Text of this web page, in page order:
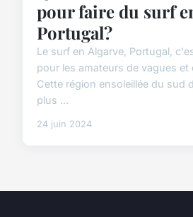
pour faire du surf
Portugal?
Le surf en Algarve, Portugal,
pour les amateurs de vagues et
Cette région ensoleillée du sud
plus ...
24 juin 2024